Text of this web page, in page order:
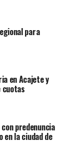
para
en Acajete y
cuotas
predenuncia
en la ciudad de